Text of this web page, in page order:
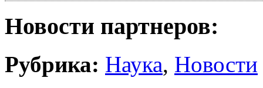
Новости партнеров:
Рубрика: Наука, Новости